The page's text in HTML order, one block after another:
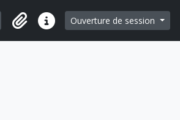
Search in browse page
Liens rapidesOuverture de session